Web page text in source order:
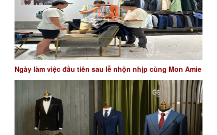
Ngày làm việc đầu tiên sau lễ nhộn nhịp cùng Mon Amie